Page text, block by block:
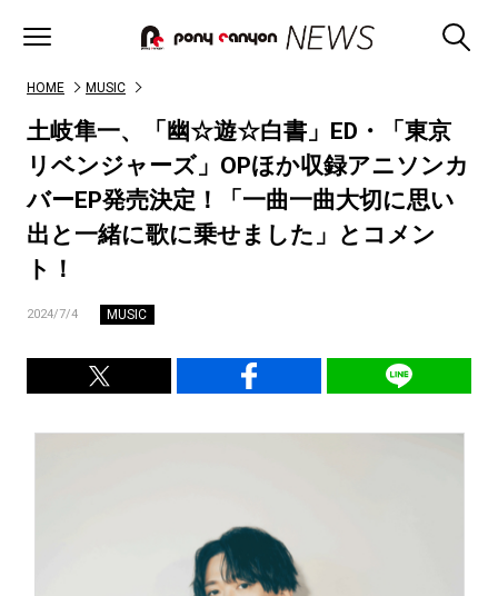
HOME MUSIC
土岐隼一、「幽☆遊☆白書」ED・「東京
リベンジャーズ」OPほか収録アニソンカ
バーEP発売決定！「一曲一曲大切に思い
出と一緒に歌に乗せました」とコメン
ト！
2024/7/4 MUSIC